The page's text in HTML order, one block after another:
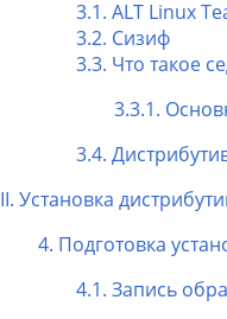
3.1. ALT Linux
3.2. Сизиф
3.3. Что такое
3.3.1.
3.4.
II. Установка
4. Подготовка
4.1. Запись